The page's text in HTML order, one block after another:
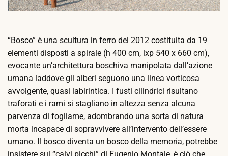
“Bosco” è una scultura in ferro del 2012 costituita da 19
elementi disposti a spirale (h 400 cm, lxp 540 x 660 cm),
evocante un’architettura boschiva manipolata dall’azione
umana laddove gli alberi seguono una linea vorticosa
avvolgente, quasi labirintica. I fusti cilindrici risultano
traforati e i rami si stagliano in altezza senza alcuna
parvenza di fogliame, adombrando una sorta di natura
morta incapace di sopravvivere all’intervento dell’essere
umano. Il bosco diventa un bosco della memoria, potrebbe
insistere sui “calvi picchi” di Eugenio Montale, è ciò che